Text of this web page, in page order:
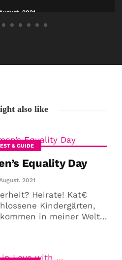
2021
also like
& GUIDE
Equality Day
2021
Heirate! Kat€
Kindergärten,
in meiner Welt...
Viele Leser
Fragen im Kopf?
jetzt nicht getraut sie